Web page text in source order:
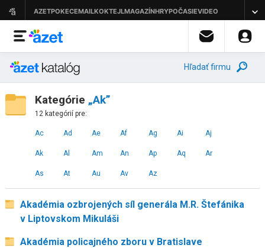
Hľadať firmu
Kategórie „Ak”
12 kategórií pre:
Ac Ad Ae Af Ag Ai Aj
Ak Al Am An Ap Aq Ar
As At Au Av Az
Akadémia ozbrojených síl generála M.R. Štefánika
v Liptovskom Mikuláši
Akadémia policajného zboru v Bratislave